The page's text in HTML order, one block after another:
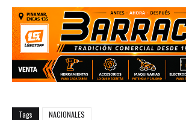
Tags NACIONALES